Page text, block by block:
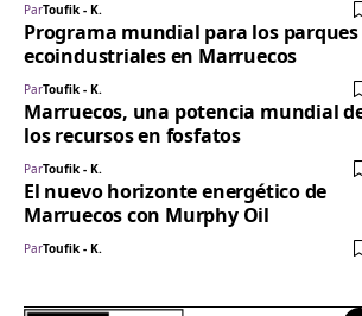
ParToufik - K.
Programa mundial para los parques
ecoindustriales en Marruecos
ParToufik - K.
Marruecos, una potencia mundial
los recursos en fosfatos
ParToufik - K.
El nuevo horizonte energético de
Marruecos con Murphy Oil
ParToufik - K.